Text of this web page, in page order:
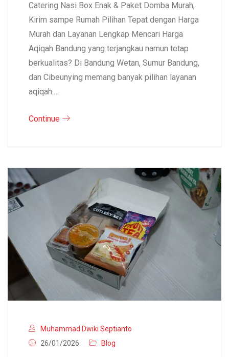
Catering Nasi Box Enak & Paket Domba Murah,
Kirim sampe Rumah Pilihan Tepat dengan Harga
Murah dan Layanan Lengkap Mencari Harga
Aqiqah Bandung yang terjangkau namun tetap
berkualitas? Di Bandung Wetan, Sumur Bandung,
dan Cibeunying memang banyak pilihan layanan
aqiqah.…
Continue
Muhammad Dwiki Septianto
26/01/2026
Blog